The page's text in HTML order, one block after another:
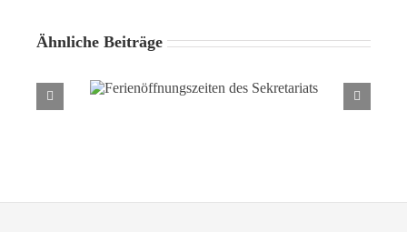
Ähnliche Beiträge
Ferienöffnungszeiten des
Sekretariats